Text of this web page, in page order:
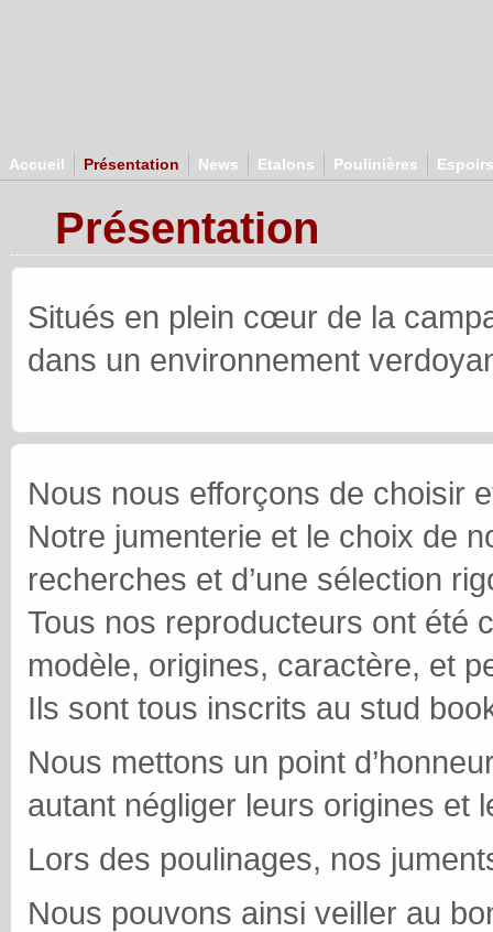
Accueil Présentation News Etalons Poulinières Espoirs
Présentation
Situés en plein cœur de la
dans un environnement
Nous nous efforçons de choisir
Notre jumenterie et le choix de
recherches et d’une sélection
Tous nos reproducteurs ont été
modèle, origines, caractère, et
Ils sont tous inscrits au stud
Nous mettons un point
autant négliger leurs origines et
Lors des poulinages, nos
Nous pouvons ainsi veiller au